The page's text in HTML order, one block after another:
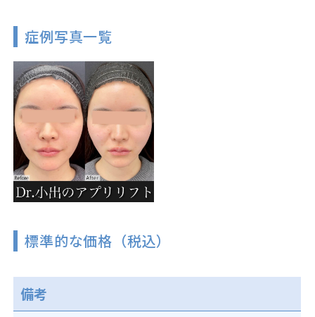
症例写真一覧
標準的な価格（税込）
備考